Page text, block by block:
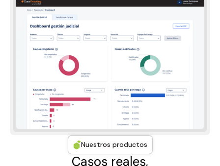
Nuestros productos
Casos reales,